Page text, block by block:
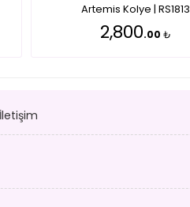
Artemis Kolye | RS1813
2,800.00 ₺
İletişim